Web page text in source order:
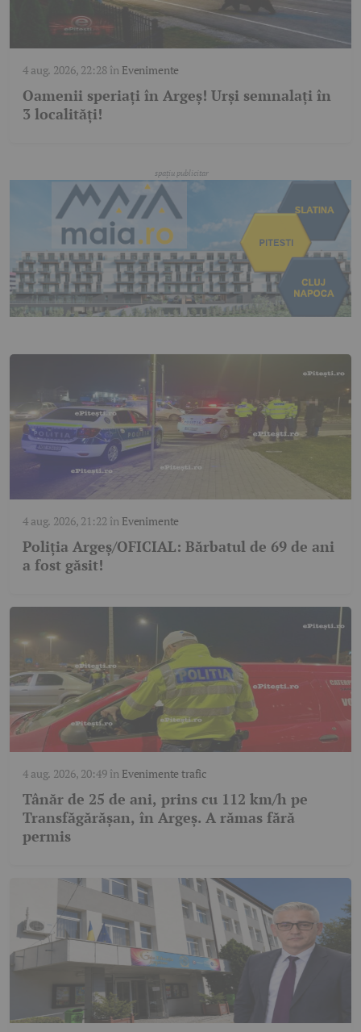
4 aug. 2026, 22:28în Evenimente
Oamenii speriați în Argeș! Urși semnalați în
3 localități!
4 aug. 2026, 21:22 în Evenimente
Poliția Argeș/OFICIAL: Bărbatul de 69 de ani
a fost găsit!
4 aug. 2026, 20:49în Evenimente trafic
Tânăr de 25 de ani, prins cu 112 km/h pe
Transfăgărășan, în Argeș. A rămas fără
permis